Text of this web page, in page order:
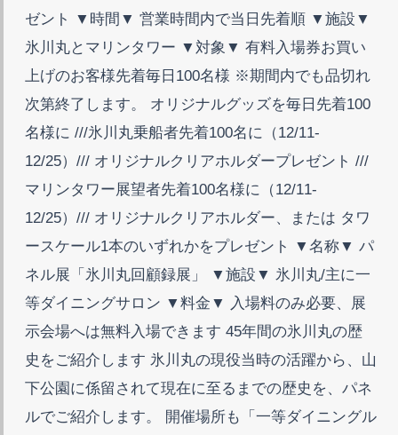
ゼント ▼時間▼ 営業時間内で当日先着順 ▼施設▼
氷川丸とマリンタワー ▼対象▼ 有料入場券お買い
上げのお客様先着毎日100名様 ※期間内でも品切れ
次第終了します。 オリジナルグッズを毎日先着100
名様に ///氷川丸乗船者先着100名に（12/11-
12/25）/// オリジナルクリアホルダープレゼント ///
マリンタワー展望者先着100名様に（12/11-
12/25）/// オリジナルクリアホルダー、または タワ
ースケール1本のいずれかをプレゼント ▼名称▼ パ
ネル展「氷川丸回顧録展」 ▼施設▼ 氷川丸/主に一
等ダイニングサロン ▼料金▼ 入場料のみ必要、展
示会場へは無料入場できます 45年間の氷川丸の歴
史をご紹介します 氷川丸の現役当時の活躍から、山
下公園に係留されて現在に至るまでの歴史を、パネ
ルでご紹介します。 開催場所も「一等ダイニングル